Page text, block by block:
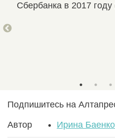
Сбербанка в 2017 году
Подпишитесь на
Автор Ирина